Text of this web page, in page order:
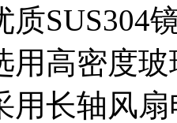
质SUS304
用高密度
用长轴风